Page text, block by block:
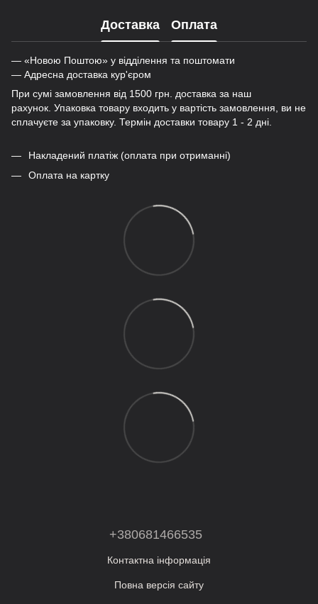
Доставка Оплата
— «Новою Поштою» у відділення та поштомати
— Адресна доставка кур'єром
При сумі замовлення від 1500 грн. доставка за наш
рахунок. Упаковка товару входить у вартість замовлення, ви не
сплачуєте за упаковку. Термін доставки товару 1 - 2 дні.
Накладений платіж (оплата при отриманні)
Оплата на картку
+380681466535
Контактна інформація
Повна версія сайту